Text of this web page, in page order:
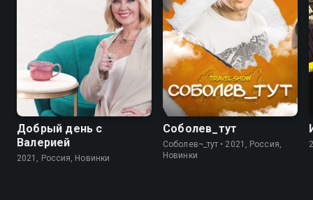
Добрый день с
Валерией
2021, Россия, Новинки
Соболев_тут
Соболев¬_тут • 2021, Россия,
Новинки